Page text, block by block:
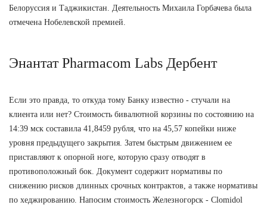
Белоруссия и Таджикистан. Деятельность Михаила Горбачева была
отмечена Нобелевской премией.
Энантат Pharmacom Labs Дербент
Если это правда, то откуда тому Банку известно - стучали на
клиента или нет? Стоимость бивалютной корзины по состоянию на
14:39 мск составила 41,8459 рубля, что на 45,57 копейки ниже
уровня предыдущего закрытия. Затем быстрым движением ее
приставляют к опорной ноге, которую сразу отводят в
противоположный бок. Документ содержит нормативы по
снижению рисков длинных срочных контрактов, а также нормативы
по хеджированию. Напосим стоимость Железногорск - Clomidol